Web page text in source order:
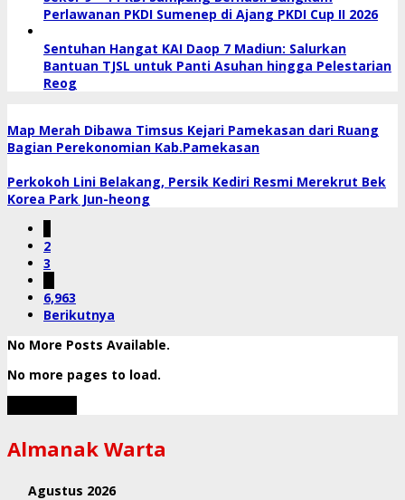
Perlawanan PKDI Sumenep di Ajang PKDI Cup II 2026
Sentuhan Hangat KAI Daop 7 Madiun: Salurkan
Bantuan TJSL untuk Panti Asuhan hingga Pelestarian
Reog
Map Merah Dibawa Timsus Kejari Pamekasan dari Ruang
Bagian Perekonomian Kab.Pamekasan
Perkokoh Lini Belakang, Persik Kediri Resmi Merekrut Bek
Korea Park Jun-heong
2
3
6,963
Berikutnya
No More Posts Available.
No more pages to load.
Almanak Warta
Agustus 2026